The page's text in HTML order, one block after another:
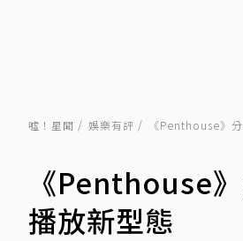
噓！星聞 娛樂有評 《Penthouse》
《Penthouse
播放新型態